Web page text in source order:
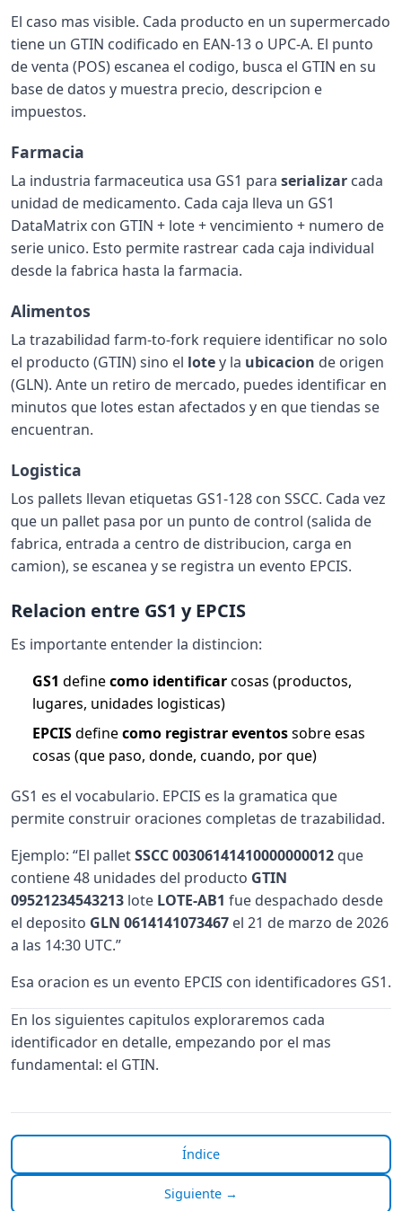
El caso mas visible. Cada producto en un supermercado
tiene un GTIN codificado en EAN-13 o UPC-A. El punto
de venta (POS) escanea el codigo, busca el GTIN en su
base de datos y muestra precio, descripcion e
impuestos.
Farmacia
La industria farmaceutica usa GS1 para serializar cada
unidad de medicamento. Cada caja lleva un GS1
DataMatrix con GTIN + lote + vencimiento + numero de
serie unico. Esto permite rastrear cada caja individual
desde la fabrica hasta la farmacia.
Alimentos
La trazabilidad farm-to-fork requiere identificar no solo
el producto (GTIN) sino el lotey la ubicacion de origen
(GLN). Ante un retiro de mercado, puedes identificar en
minutos que lotes estan afectados y en que tiendas se
encuentran.
Logistica
Los pallets llevan etiquetas GS1-128 con SSCC. Cada vez
que un pallet pasa por un punto de control (salida de
fabrica, entrada a centro de distribucion, carga en
camion), se escanea y se registra un evento EPCIS.
Relacion entre GS1 y EPCIS
Es importante entender la distincion:
GS1 definecomo identificarcosas (productos,
lugares, unidades logisticas)
EPCISdefinecomo registrar eventossobre esas
cosas (que paso, donde, cuando, por que)
GS1 es el vocabulario. EPCIS es la gramatica que
permite construir oraciones completas de trazabilidad.
Ejemplo: “El palletSSCC 00306141410000000012 que
contiene 48 unidades del producto GTIN
09521234543213 lote LOTE-AB1 fue despachado desde
el deposito GLN 0614141073467 el 21 de marzo de 2026
a las 14:30 UTC.”
Esa oracion es un evento EPCIS con identificadores GS1.
En los siguientes capitulos exploraremos cada
identificador en detalle, empezando por el mas
fundamental: el GTIN.
Índice
Siguiente →